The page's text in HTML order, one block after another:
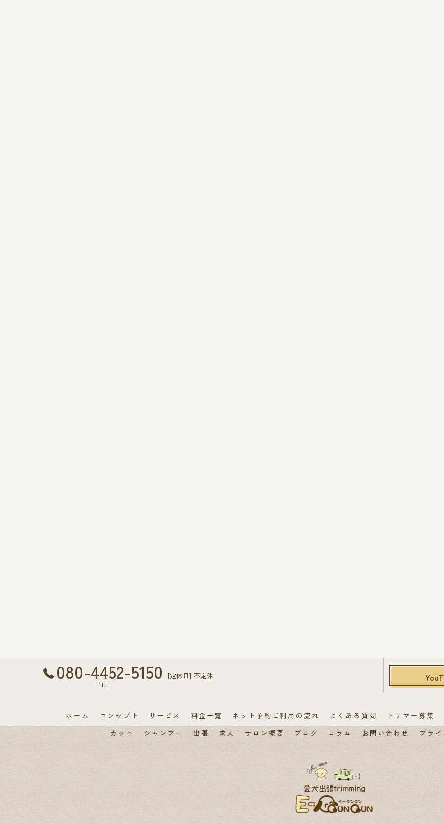
080-4452-5150
TEL
[定休日] 不定休
ホーム コンセプト サービス 料金一覧 ネット予約ご利用の流れ よくある質問 トリマー募集
カット
シャンプー 出張 求人 サロン概要 ブログ コラム お問い合わせ プラ